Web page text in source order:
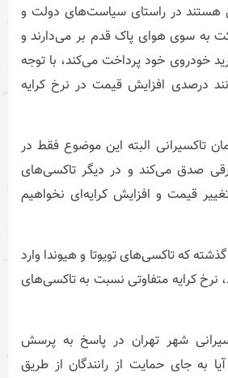
هستند در راستای سیاست‌های دولت و
به سوی هوای پاک قدم بر می‌دارند و
خودروی خود پرداخت می‌کند، با توجه
درصدی افزایش قیمت در نرخ کرایه
تاکسیرانی البته این موضوع فقط در
صدق می‌کند و در دیگر تاکسی‌های
قیمت و افزایش کرایه‌ای نخواهیم
که تاکسی‌های تویوتا و هیوندا وارد
نرخ کرایه متفاوتی نسبت به تاکسی‌های
شهر تهران در پاسخ به پرسش
به جای حمایت از رانندگان از طریق